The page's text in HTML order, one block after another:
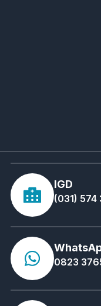
IGD
(031) 574
0823